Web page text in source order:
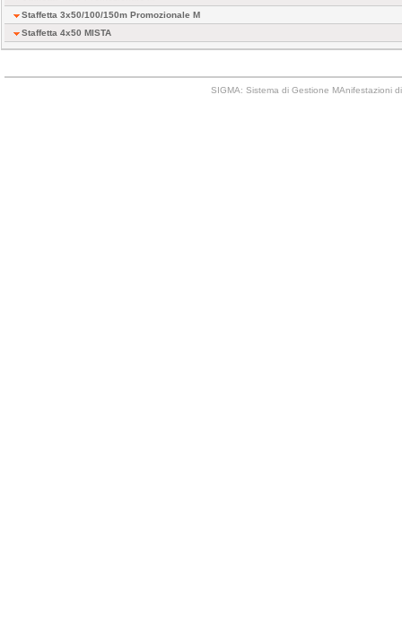
Staffetta 3x50/100/150m Promozionale M
Staffetta 4x50 MISTA
SIGMA: Sistema di Gestione MAnifestazioni